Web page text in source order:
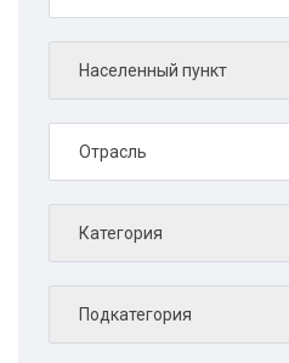
Населенный пункт
Отрасль
Категория
Подкатегория